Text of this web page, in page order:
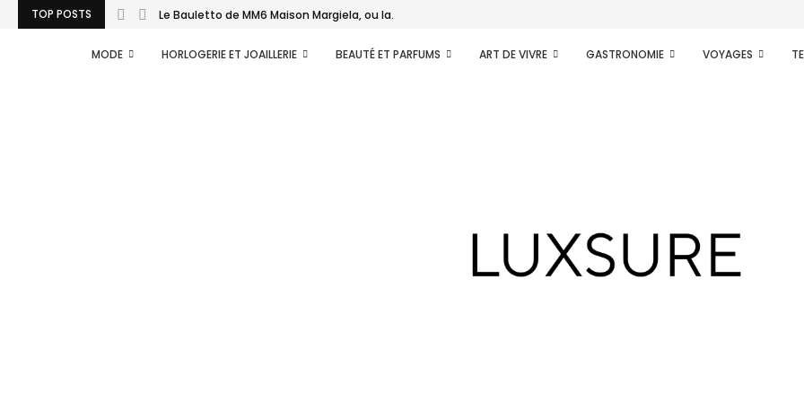
TOP POSTS Le Bauletto de MM6 Maison Margiela, ou la...
MODE HORLOGERIE ET JOAILLERIE BEAUTÉ ET PARFUMS ART DE VIVRE GASTRONOMIE VOYAGES